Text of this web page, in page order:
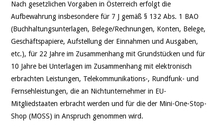
Nach gesetzlichen Vorgaben in Österreich erfolgt die
Aufbewahrung insbesondere für 7 J gemäß § 132 Abs. 1 BAO
(Buchhaltungsunterlagen, Belege/Rechnungen, Konten, Belege,
Geschäftspapiere, Aufstellung der Einnahmen und Ausgaben,
etc.), für 22 Jahre im Zusammenhang mit Grundstücken und für
10 Jahre bei Unterlagen im Zusammenhang mit elektronisch
erbrachten Leistungen, Telekommunikations-, Rundfunk- und
Fernsehleistungen, die an Nichtunternehmer in EU-
Mitgliedstaaten erbracht werden und für die der Mini-One-Stop-
Shop (MOSS) in Anspruch genommen wird.